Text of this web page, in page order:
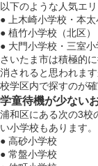
以下のような人気エ
● 上木崎小学校・本太
● 植竹小学校（北区）
● 大門小学校・三室小
さいたま市は積極的
消されると思われま
校学区内で探すのが確
学童待機が少ない
浦和区にある次の3校
い小学校もあります。
● 高砂小学校
● 常盤小学校